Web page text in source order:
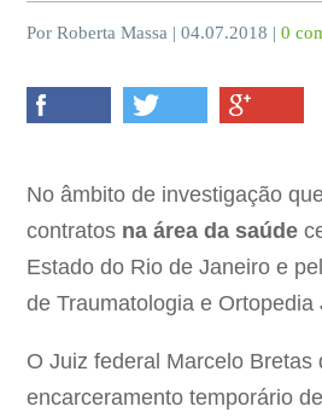
Por Roberta Massa | 04.07.2018 |0
No âmbito de investigação
contratos na área da saúde
Estado do Rio de Janeiro e
de Traumatologia e Ortopedia
O Juiz federal Marcelo Bretas
encarceramento temporário